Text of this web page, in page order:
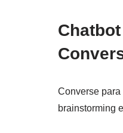
Converse
brainstorming